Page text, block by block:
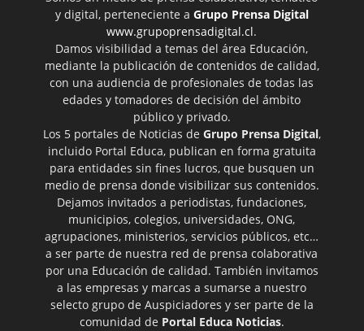
y digital, perteneciente a Grupo Prensa Digital
www.grupoprensadigital.cl.
Damos visibilidad a temas del área Educación,
mediante la publicación de contenidos de calidad,
con una audiencia de profesionales de todas las
edades y tomadores de decisión del ámbito
público y privado.
Los 5 portales de Noticias de Grupo Prensa Digital,
incluido Portal Educa, publican en forma gratuita
para entidades sin fines lucros, que busquen un
medio de prensa donde visibilizar sus contenidos.
Dejamos invitados a periodistas, fundaciones,
municipios, colegios, universidades, ONG,
agrupaciones, ministerios, servicios públicos, etc…
a ser parte de nuestra red de prensa colaborativa
por una Educación de calidad. También invitamos
a las empresas y marcas a sumarse a nuestro
selecto grupo de Auspiciadores y ser parte de la
comunidad de Portal Educa Noticias.